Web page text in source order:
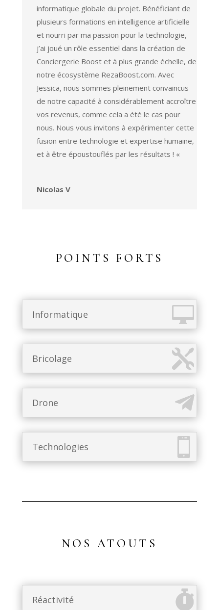
informatique globale du projet. Bénéficiant de
plusieurs formations en intelligence artificielle
et nourri par ma passion pour la technologie,
j’ai joué un rôle essentiel dans la création de
Conciergerie Boost et à plus grande échelle, de
notre écosystème RezaBoost.com. Avec
Jessica, nous sommes pleinement convaincus
de notre capacité à considérablement accroître
vos revenus, comme cela a été le cas pour
nous. Nous vous invitons à expérimenter cette
fusion entre technologie et expertise humaine,
et à être époustouflés par les résultats ! «
Nicolas V
POINTS FORTS
Informatique
Bricolage
Drone
Technologies
NOS ATOUTS
Réactivité